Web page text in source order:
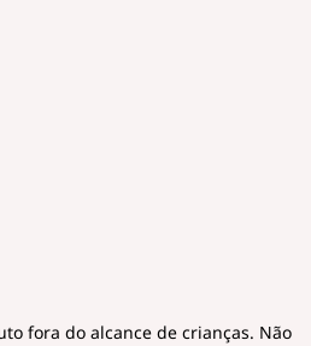
fora do alcance de crianças. Não